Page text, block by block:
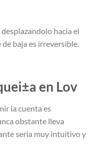
hacia el
baja es irreversible.
en Lov
la cuenta es
obstante lleva
seri­a muy intuitivo y